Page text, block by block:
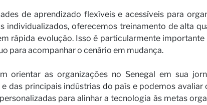
de aprendizado flexíveis e acessíveis para
individualizados, oferecemos treinamento de alta
rápida evolução. Isso é particularmente importante
para acompanhar o cenário em mudança.
orientar as organizações no Senegal em sua
das principais indústrias do país e podemos avaliar
para alinhar a tecnologia às metas